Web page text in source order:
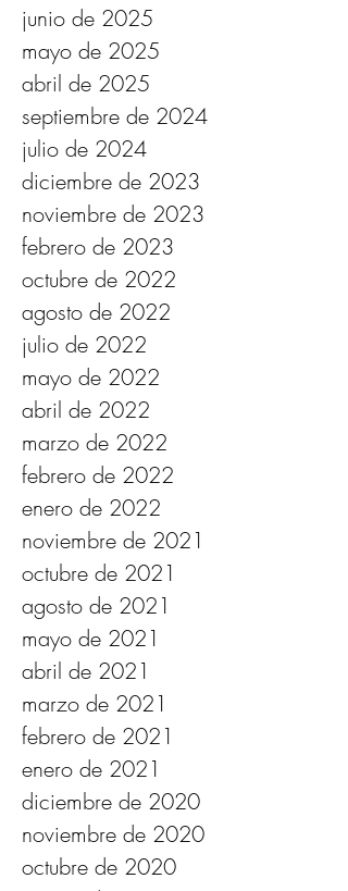
septiembre de 2025
agosto de 2025
junio de 2025
mayo de 2025
abril de 2025
septiembre de 2024
julio de 2024
diciembre de 2023
noviembre de 2023
febrero de 2023
octubre de 2022
agosto de 2022
julio de 2022
mayo de 2022
abril de 2022
marzo de 2022
febrero de 2022
enero de 2022
noviembre de 2021
octubre de 2021
agosto de 2021
mayo de 2021
abril de 2021
marzo de 2021
febrero de 2021
enero de 2021
diciembre de 2020